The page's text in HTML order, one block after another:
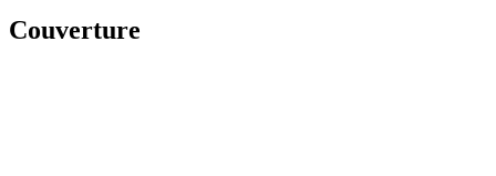
Couverture